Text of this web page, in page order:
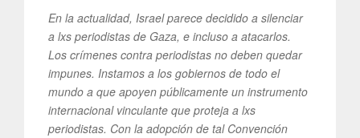
En la actualidad, Israel parece decidido a silenciar
a lxs periodistas de Gaza, e incluso a atacarlos.
Los crímenes contra periodistas no deben quedar
impunes. Instamos a los gobiernos de todo el
mundo a que apoyen públicamente un instrumento
internacional vinculante que proteja a lxs
periodistas. Con la adopción de tal Convención